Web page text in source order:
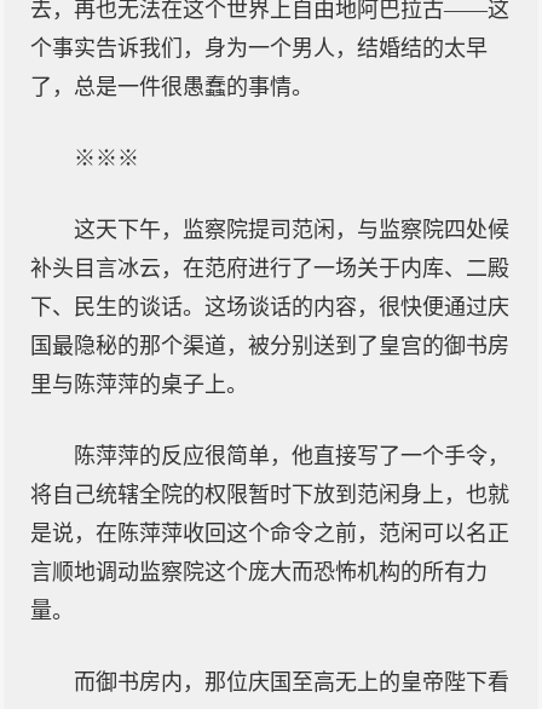
去，再也无法在这个世界上自由地阿巴拉古——这
个事实告诉我们，身为一个男人，结婚结的太早
了，总是一件很愚蠢的事情。
※※※
这天下午，监察院提司范闲，与监察院四处候
补头目言冰云，在范府进行了一场关于内库、二殿
下、民生的谈话。这场谈话的内容，很快便通过庆
国最隐秘的那个渠道，被分别送到了皇宫的御书房
里与陈萍萍的桌子上。
陈萍萍的反应很简单，他直接写了一个手令，
将自己统辖全院的权限暂时下放到范闲身上，也就
是说，在陈萍萍收回这个命令之前，范闲可以名正
言顺地调动监察院这个庞大而恐怖机构的所有力
量。
而御书房内，那位庆国至高无上的皇帝陛下看